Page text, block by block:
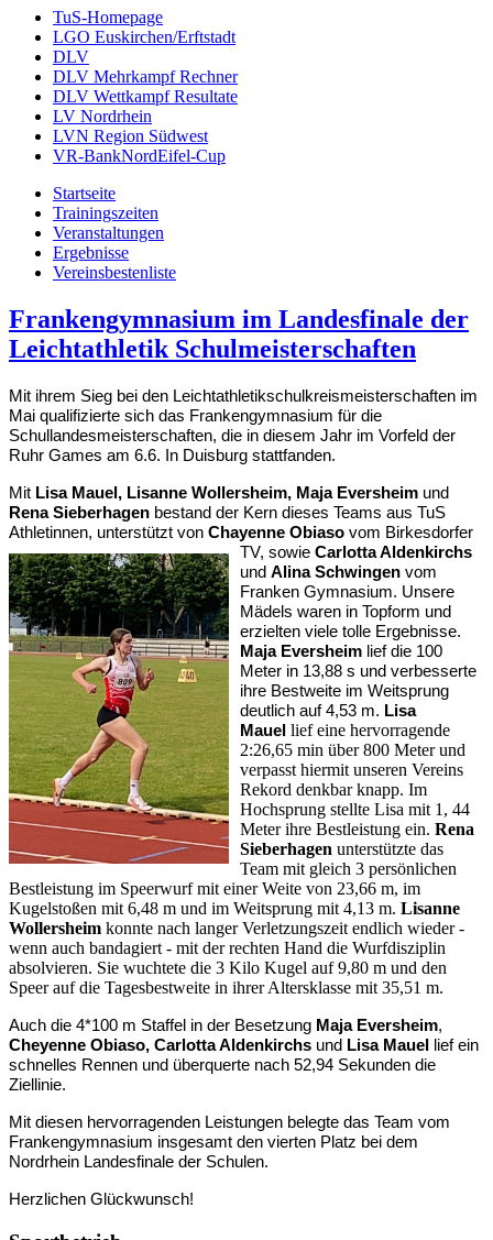
TuS-Homepage
LGO Euskirchen/Erftstadt
DLV
DLV Mehrkampf Rechner
DLV Wettkampf Resultate
LV Nordrhein
LVN Region Südwest
VR-BankNordEifel-Cup
Startseite
Trainingszeiten
Veranstaltungen
Ergebnisse
Vereinsbestenliste
Frankengymnasium im Landesfinale der
Leichtathletik Schulmeisterschaften
Mit ihrem Sieg bei den Leichtathletikschulkreismeisterschaften im
Mai qualifizierte sich das Frankengymnasium für die
Schullandesmeisterschaften, die in diesem Jahr im Vorfeld der
Ruhr Games am 6.6. In Duisburg stattfanden.
Mit Lisa Mauel, Lisanne Wollersheim, Maja Eversheim und
Rena Sieberhagen bestand der Kern dieses Teams aus TuS
Athletinnen, unterstützt von Chayenne Obiaso vom Birkesdorfer
TV, sowie Carlotta Aldenkirchs
und Alina Schwingen vom
Franken Gymnasium. Unsere
Mädels waren in Topform und
erzielten viele tolle Ergebnisse.
Maja Eversheim lief die 100
Meter in 13,88 s und verbesserte
ihre Bestweite im Weitsprung
deutlich auf 4,53 m. Lisa
Mauel lief eine hervorragende
2:26,65 min über 800 Meter und
verpasst hiermit unseren Vereins
Rekord denkbar knapp. Im
Hochsprung stellte Lisa mit 1, 44
Meter ihre Bestleistung ein. Rena
Sieberhagen unterstützte das
Team mit gleich 3 persönlichen
Bestleistung im Speerwurf mit einer Weite von 23,66 m, im
Kugelstoßen mit 6,48 m und im Weitsprung mit 4,13 m. Lisanne
Wollersheim konnte nach langer Verletzungszeit endlich wieder -
wenn auch bandagiert - mit der rechten Hand die Wurfdisziplin
absolvieren. Sie wuchtete die 3 Kilo Kugel auf 9,80 m und den
Speer auf die Tagesbestweite in ihrer Altersklasse mit 35,51 m.
Auch die 4*100 m Staffel in der Besetzung Maja Eversheim,
Cheyenne Obiaso, Carlotta Aldenkirchs und Lisa Mauel
lief ein
schnelles Rennen und überquerte nach 52,94 Sekunden die
Ziellinie.
Mit diesen hervorragenden Leistungen belegte das Team vom
Frankengymnasium insgesamt den vierten Platz bei dem
Nordrhein Landesfinale der Schulen.
Herzlichen Glückwunsch!